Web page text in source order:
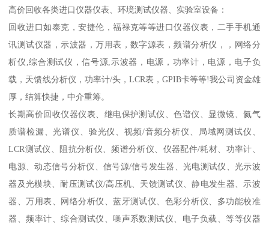
高价回收各类进口仪器仪表、环境测试仪器、实验室设备：
回收进口如泰克，安捷伦，福禄克等等进口仪器仪表，二手手机通
讯测试仪器，示波器，万用表，数字源表，频谱分析仪，，网络分
析仪,综合测试仪，信号源,示波器，电源，功率计，电源，电子负
载，天馈线分析仪，功率计/头，LCR表，GPIB卡等等!我公司资金雄
厚，结算快捷，中介重筹。
长期高价回收仪器仪表、继电保护测试仪、色谱仪、显微镜、氦气
质谱检漏、光谱仪、验光仪、视频/音频分析仪、局域网测试仪、
LCR测试仪、阻抗分析仪、频谱分析仪、仪器配件/耗材、功率计、
电源、动态信号分析仪、信号源/信号发生器、光电测试仪、光示波
器及光模块、耐压测试仪/高压机、天馈测试仪、静电发生器、示波
器、万用表、网络分析仪、蓝牙测试仪、色彩分析仪、多功能校准
器、频率计、综合测试仪、噪声系数测试仪、电子负载、等等仪器